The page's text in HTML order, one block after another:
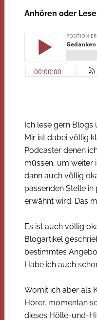
Anhören oder
Ich lese gern Blogs
Mir ist dabei völlig
Podcaster denen
müssen, um weiter
dann auch völlig
passenden Stelle
erwähnt wird. Das
Es ist auch völlig
Blogartikel
bestimmtes
Habe ich auch
Womit ich aber als
Hörer, momentan
dieses Hölle-und-